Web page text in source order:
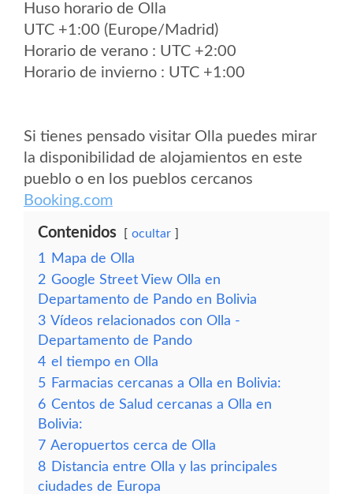
Huso horario de Olla
UTC +1:00 (Europe/Madrid)
Horario de verano : UTC +2:00
Horario de invierno : UTC +1:00
Si tienes pensado visitar Olla puedes mirar
la disponibilidad de alojamientos en este
pueblo o en los pueblos cercanos
Booking.com
Contenidos ocultar
1
Mapa de Olla
2 Google Street View Olla en
Departamento de Pando en Bolivia
3 Vídeos relacionados con Olla -
Departamento de Pando
4 el tiempo en Olla
5 Farmacias cercanas a Olla en Bolivia:
6 Centos de Salud cercanas a Olla en
Bolivia:
7 Aeropuertos cerca de Olla
8 Distancia entre Olla y las principales
ciudades de Europa